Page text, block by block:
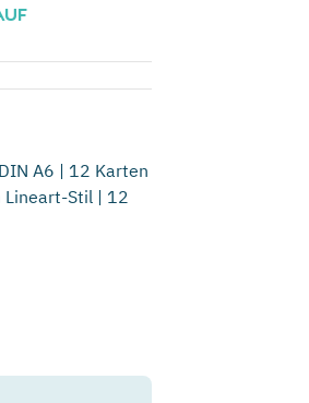
B
A6 | 12 Karten
Lineart-Stil | 12